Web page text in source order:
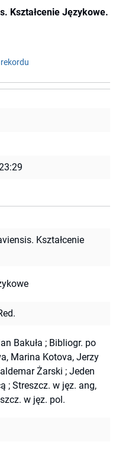
Kształcenie Językowe.
Kształcenie
Bakuła ; Bibliogr. po
Marina Kotova, Jerzy
Żarski ; Jeden
; Streszcz. w jęz. ang,
w jęz. pol.